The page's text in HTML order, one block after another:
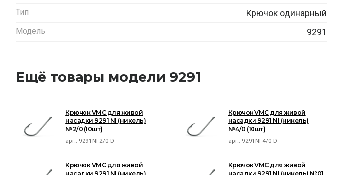
Тип Крючок одинарный
Модель 9291
Ещё товары модели 9291
Крючок VMC для живой
насадки 9291 NI (никель)
№2/0 (10шт)
арт.: 9291NI-2/0-D
Крючок VMC для живой
насадки 9291 NI (никель)
№4/0 (10шт)
арт.: 9291NI-4/0-D
Крючок VMC для живой
насадки 9291 NI (никель)
Крючок VMC для живой
насадки 9291 NI (никель) №01